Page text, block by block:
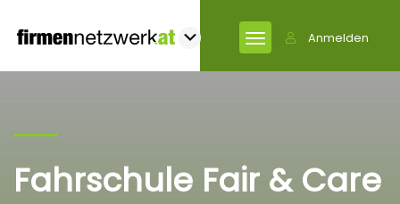
Anmelden
Fahrschule Fair & Care